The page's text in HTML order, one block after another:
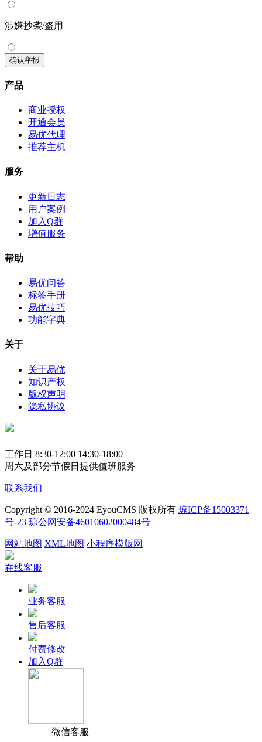
涉嫌抄袭/盗用
确认举报
产品
商业授权
开通会员
易优代理
推荐主机
服务
更新日志
用户案例
加入Q群
增值服务
帮助
易优问答
标签手册
易优技巧
功能字典
关于
关于易优
知识产权
版权声明
隐私协议
工作日 8:30-12:00 14:30-18:00
周六及部分节假日提供值班服务
联系我们
Copyright © 2016-2024 EyouCMS 版权所有 琼ICP备15003371
号-23 琼公网安备46010602000484号
网站地图 XML地图 小程序模版网
在线客服
业务客服
售后客服
付费修改
加入Q群
微信客服